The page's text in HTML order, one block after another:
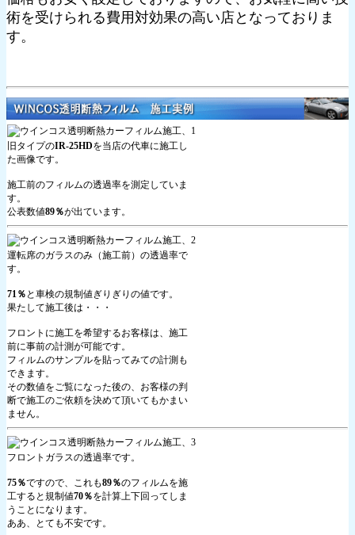
術を受けられる費用対効果の高い店となっておりま
す。
旧タイプのIR-25HDを当店の代車に施工し
た画像です。
施工前のフィルムの透過率を測定していま
す。
公表数値89％が出ています。
運転席のガラスのみ（施工前）の透過率で
す。
71％ と車検の規制値ぎりぎりの値です。
果たして施工後は・・・
フロントに施工を希望するお客様は、施工
前に事前の計測が可能です。
フィルムのサンプルを貼ってみての計測も
できます。
その数値をご覧になった後の、お客様の判
断で施工のご依頼を決めて頂いてもかまい
ません。
フロントガラスの透過率です。
75％ですので、これも89％のフィルムを施
工すると規制値70％を計算上下回ってしま
うことになります。
ああ、とても不安です。